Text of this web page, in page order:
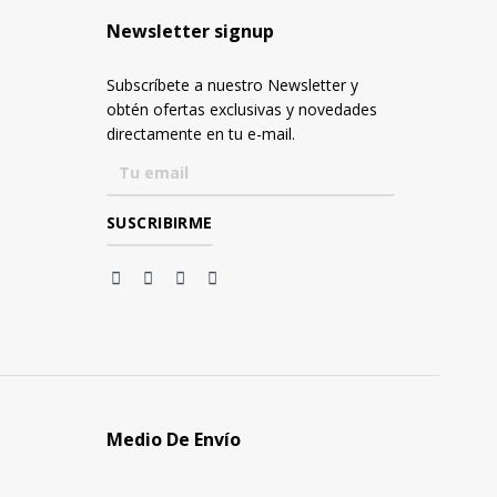
Newsletter signup
Subscríbete a nuestro Newsletter y
obtén ofertas exclusivas y novedades
directamente en tu e-mail.
Medio De Envío